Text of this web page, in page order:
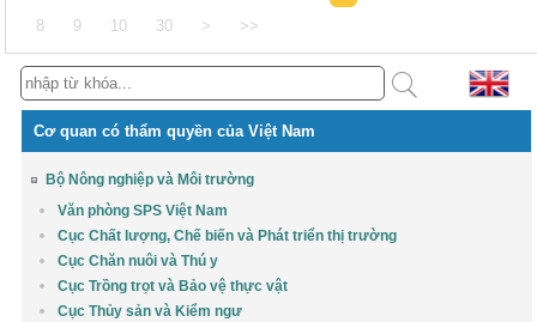
8 9 10 30 > >>
Cơ quan có thẩm quyền của Việt Nam
Bộ Nông nghiệp và Môi trường
Văn phòng SPS Việt Nam
Cục Chất lượng, Chế biến và Phát triển thị trường
Cục Chăn nuôi và Thú y
Cục Trồng trọt và Bảo vệ thực vật
Cục Thủy sản và Kiểm ngư